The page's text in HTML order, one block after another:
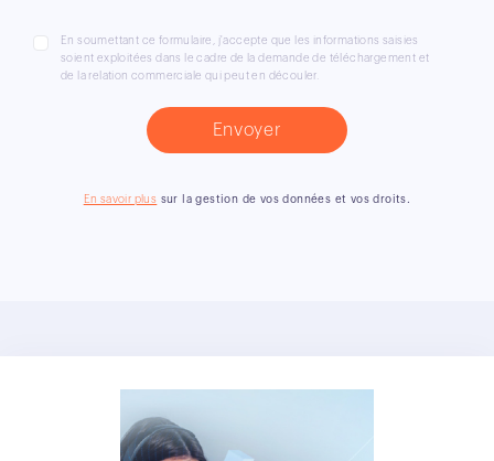
En soumettant ce formulaire, j'accepte que les informations saisies
soient exploitées dans le cadre de la demande de téléchargement et
de la relation commerciale qui peut en découler.
En savoir plus sur la gestion de vos données et vos droits.